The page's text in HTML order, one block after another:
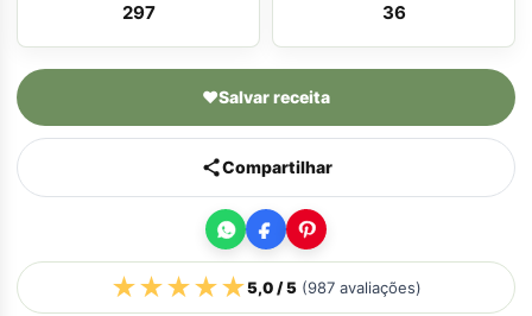
297 36
♥Salvar receita
Compartilhar
★★★★★5,0/ 5 (987 avaliações)